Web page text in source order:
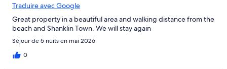
Traduire avec Google
Great property in a beautiful area and walking distance from the
beach and Shanklin Town. We will stay again
Séjour de 5 nuits en mai 2026
0